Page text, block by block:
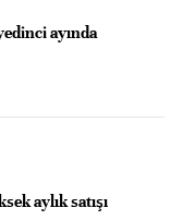
ayında
aylık satışı